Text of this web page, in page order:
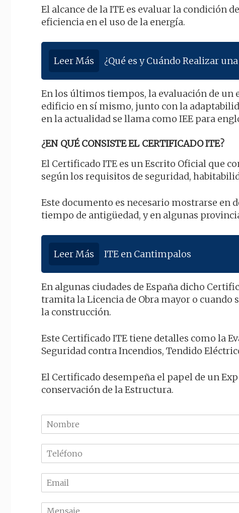
El alcance de la ITE es evaluar la condición
eficiencia en el uso de la energía.
Leer Más ¿Qué es y Cuándo Realizar
En los últimos tiempos, la evaluación de un
edificio en sí mismo, junto con la
en la actualidad se llama como IEE para
¿EN QUÉ CONSISTE EL CERTIFICADO ITE?
El Certificado ITE es un Escrito Oficial que
según los requisitos de seguridad,
Este documento es necesario mostrarse en
tiempo de antigüedad, y en algunas
Leer Más ITE en Cantimpalos
En algunas ciudades de España dicho
tramita la Licencia de Obra mayor o cuando
la construcción.
Este Certificado ITE tiene detalles como la
Seguridad contra Incendios, Tendido
El Certificado desempeña el papel de un
conservación de la Estructura.
N
o
m
r
e
e
l
f
o
m
a
M